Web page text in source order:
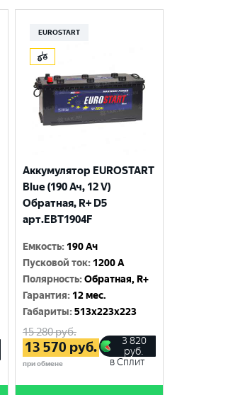
EUROSTART
Аккумулятор EUROSTART
Blue (190 Ач, 12 V)
Обратная, R+ D5
арт.EBT1904F
Емкость: 190 Ач
Пусковой ток: 1200 A
Полярность:Обратная, R+
Гарантия: 12 мес.
Габариты:513x223x223
15 280руб.
13 570 руб.
при обмене
3 820
руб.
в Сплит